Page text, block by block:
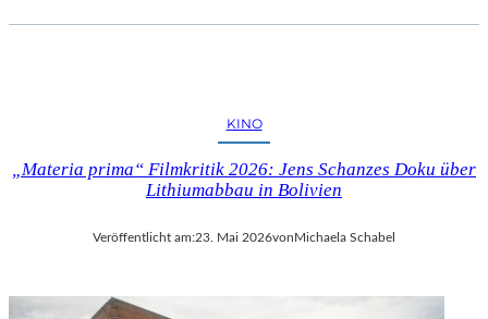
KINO
„Materia prima“ Filmkritik 2026: Jens Schanzes Doku über
Lithiumabbau in Bolivien
Veröffentlicht am:23. Mai 2026von Michaela Schabel